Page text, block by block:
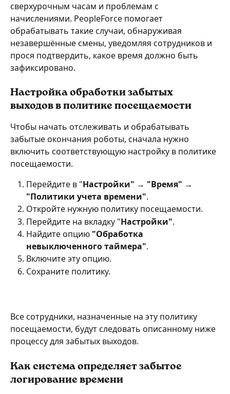
сверхурочным часам и проблемам с
начислениями. PeopleForce помогает
обрабатывать такие случаи, обнаруживая
незавершённые смены, уведомляя сотрудников и
прося подтвердить, какое время должно быть
зафиксировано.
Настройка обработки забытых
выходов в политике посещаемости
Чтобы начать отслеживать и обрабатывать
забытые окончания роботы, сначала нужно
включить соответствующую настройку в политике
посещаемости.
Перейдите в "Настройки" → "Время" →
"Политики учета времени".
Откройте нужную политику посещаемости.
Перейдите на вкладку "Настройки".
Найдите опцию "Обработка
невыключенного таймера".
Включите эту опцию.
Сохраните политику.
Все сотрудники, назначенные на эту политику
посещаемости, будут следовать описанному ниже
процессу для забытых выходов.
Как система определяет забытое
логирование времени